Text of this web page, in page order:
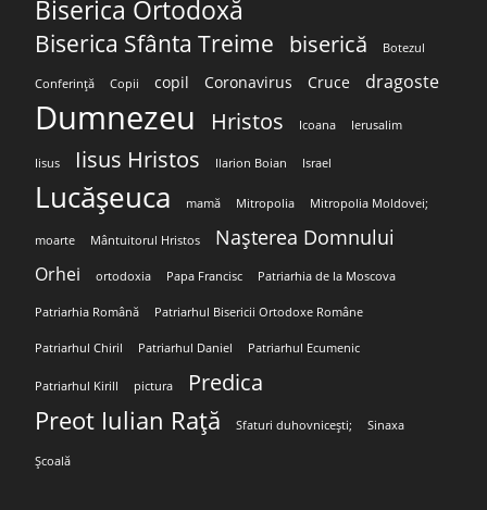
Biserica Ortodoxă
Biserica Sfânta Treime biserică Botezul
Conferință Copii copil Coronavirus Cruce dragoste
Dumnezeu Hristos Icoana Ierusalim
Iisus Iisus Hristos Ilarion Boian Israel
Lucășeuca mamă Mitropolia Mitropolia Moldovei;
moarte Mântuitorul Hristos Nașterea Domnului
Orhei ortodoxia Papa Francisc Patriarhia de la Moscova
Patriarhia Română Patriarhul Bisericii Ortodoxe Române
Patriarhul Chiril Patriarhul Daniel Patriarhul Ecumenic
Patriarhul Kirill pictura Predica
Preot Iulian Rață Sfaturi duhovnicești; Sinaxa
Școală